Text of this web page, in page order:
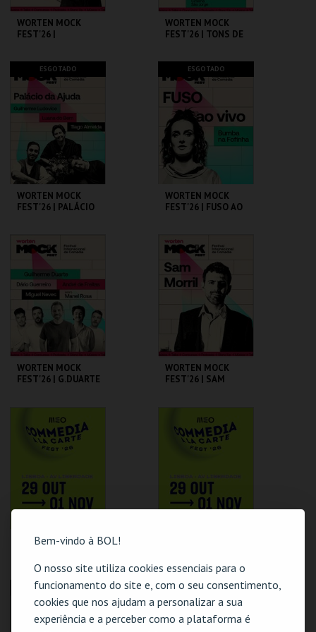
Bem-vindo à BOL!
O nosso site utiliza cookies essenciais para o
funcionamento do site e, com o seu consentimento,
cookies que nos ajudam a personalizar a sua
experiência e a perceber como a plataforma é
WORTEN MOCK
FEST'26 |
CINEMA SÃO JORGE .
MAIS INFO
COMPRAR
WORTEN MOCK
FEST'26 | TONS DE
CINEMA SÃO JORGE .
MAIS INFO
COMPRAR
ESGOTADO
WORTEN MOCK
FEST'26 | PALÁCIO
CINEMA SÃO JORGE .
MAIS INFO
ESGOTADO
WORTEN MOCK
FEST'26 | FUSO AO
CINEMA SÃO JORGE .
MAIS INFO
WORTEN MOCK
FEST'26 | G.DUARTE
COMPRAR
WORTEN MOCK
FEST'26 | SAM
COMPRAR
MATILDE BREYNER
DISSE!" MEO
COMMEDIA À LA
CARTE FEST
CINEMA SÃO JORGE .
COMMEDIA À LA
CARTE FEST
CINEMA SÃO JORGE .
ESGOTADO ESGOTADO